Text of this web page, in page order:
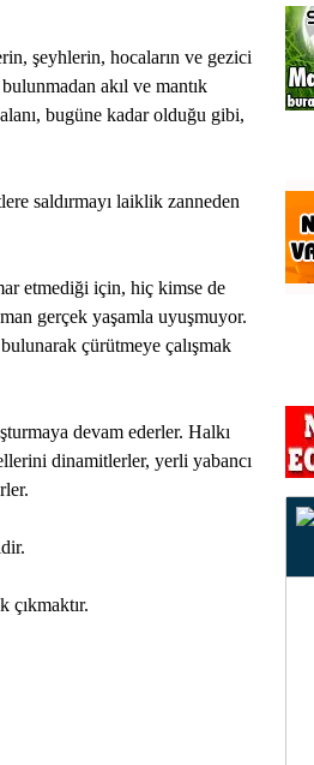
şeyhlerin, hocaların ve gezici
akıl ve mantık
bugüne kadar olduğu gibi,
saldırmayı laiklik zanneden
etmediği için, hiç kimse de
gerçek yaşamla uyuşmuyor.
çürütmeye çalışmak
devam ederler. Halkı
dinamitlerler, yerli yabancı
çıkmaktır.